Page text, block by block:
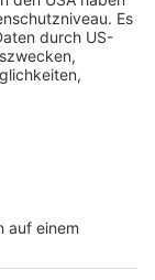
und
Beyme,
Neuner,
StB